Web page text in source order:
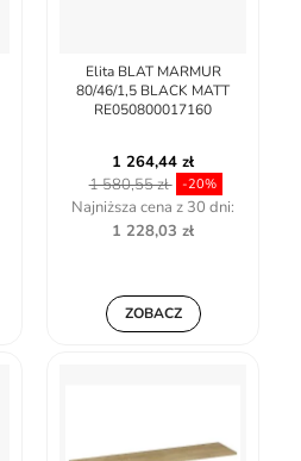
Elita BLAT MARMUR
80/46/1,5 BLACK MATT
RE050800017160
1 264,44 zł
1 580,55 zł
-20%
Najniższa cena z 30 dni:
1 228,03 zł
ZOBACZ